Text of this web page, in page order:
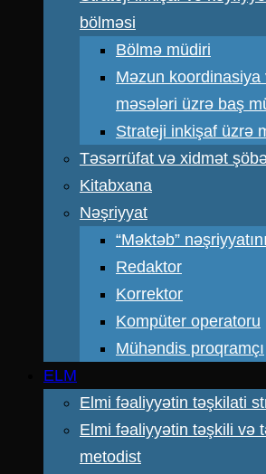
bölməsi
Bölmə müdiri
Məzun koordinasiya
məsələri üzrə baş
Strateji inkişaf üzrə
Təsərrüfat və xidmət
Kitabxana
Nəşriyyat
“Məktəb”
Redaktor
Korrektor
Kompüter operatoru
Mühəndis proqramçı
ELM
Elmi fəaliyyətin təşkilati
Elmi fəaliyyətin təşkili və
metodist